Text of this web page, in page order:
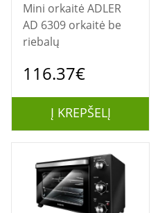
Mini orkaitė ADLER
AD 6309 orkaitė be
riebalų
116.37€
Į KREPŠELĮ